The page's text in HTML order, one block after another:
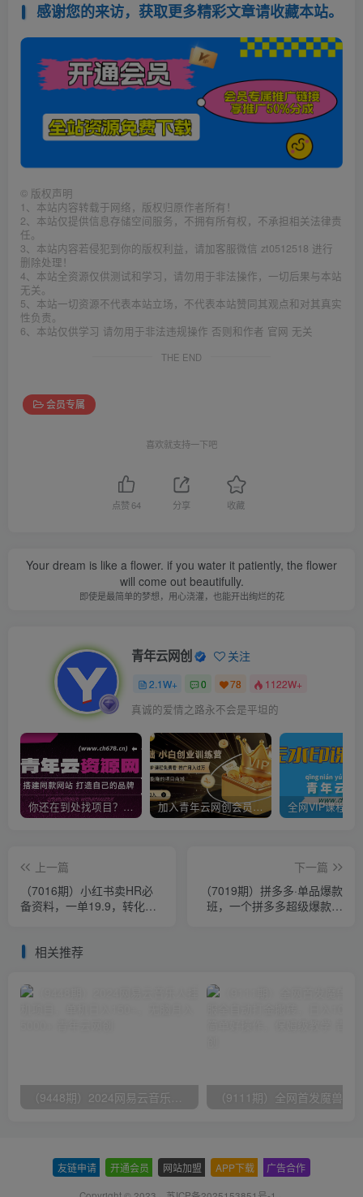
感谢您的来访，获取更多精彩文章请收藏本站。
© 版权声明
1、本站内容转载于网络，版权归原作者所有！
2、本站仅提供信息存储空间服务，不拥有所有权，不承担相关法律责
任。
3、本站内容若侵犯到你的版权利益，请加客服微信 zt0512518 进行
删除处理！
4、本站全资源仅供测试和学习，请勿用于非法操作，一切后果与本站
无关。
5、本站一切资源不代表本站立场，不代表本站赞同其观点和对其真实
性负责。
6、本站仅供学习 请勿用于非法违规操作 否则和作者 官网 无关
THE END
会员专属
喜欢就支持一下吧
点赞64 分享 收藏
Your dream is like a flower. if you water it patiently, the flower
will come out beautifully.
即使是最简单的梦想，用心浇灌，也能开出绚烂的花
青年云网创 关注
2.1W+ 0 78 1122W+
真诚的爱情之路永不会是平坦的
你还在到处找项目？还在当韭菜？我靠卖项目一个月收入5万+，曾经我也是个失败者。 加入青年云网创会员，全站资源免费学习。加入高级合伙人，推广日入1000+
上一篇
（7016期）小红书卖HR必
备资料，一单19.9，转化率
下一篇
（7019期）拼多多·单品爆款
班，一个拼多多超级爆款养
相关推荐
友链申请 开通会员 网站加盟 APP下载 广告合作